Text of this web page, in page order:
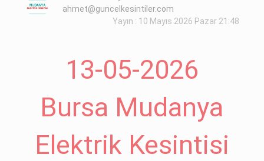
ahmet@guncelkesintiler.com
Yayın : 10 Mayıs 2026 Pazar 21:48
13-05-2026
Bursa Mudanya
Elektrik Kesintisi